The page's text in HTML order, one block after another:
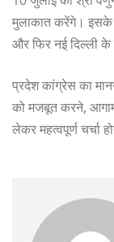
मुलाकात करेंगे। इसके
और फिर नई दिल्ली के
प्रदेश कांग्रेस का
को मजबूत करने,
लेकर महत्वपूर्ण चर्चा